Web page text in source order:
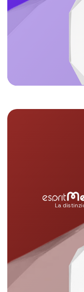
La